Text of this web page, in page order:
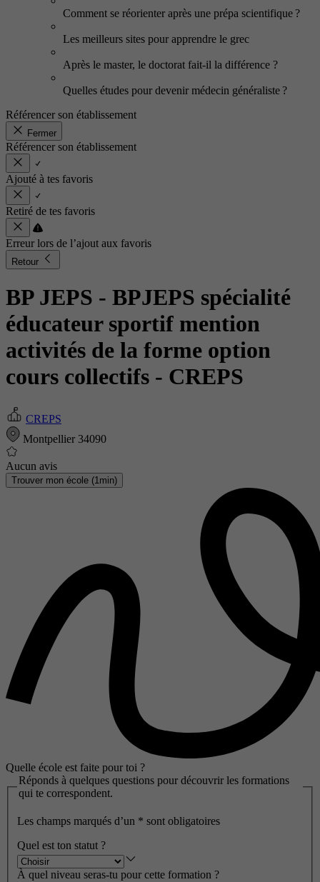
Comment se réorienter après une prépa scientifique ?
Les meilleurs sites pour apprendre le grec
Après le master, le doctorat fait-il la différence ?
Quelles études pour devenir médecin généraliste ?
Référencer son établissement
Fermer
Référencer son établissement
Ajouté à tes favoris
Retiré de tes favoris
Erreur lors de l’ajout aux favoris
Retour
BP JEPS - BPJEPS spécialité
éducateur sportif mention
activités de la forme option
cours collectifs - CREPS
CREPS
Montpellier 34090
Aucun avis
Trouver mon école (1min)
Quelle école est faite pour toi ?
Réponds à quelques questions pour découvrir les formations
qui te correspondent.
Les champs marqués d’un * sont obligatoires
Quel est ton statut ?
À quel niveau seras-tu pour cette formation ?